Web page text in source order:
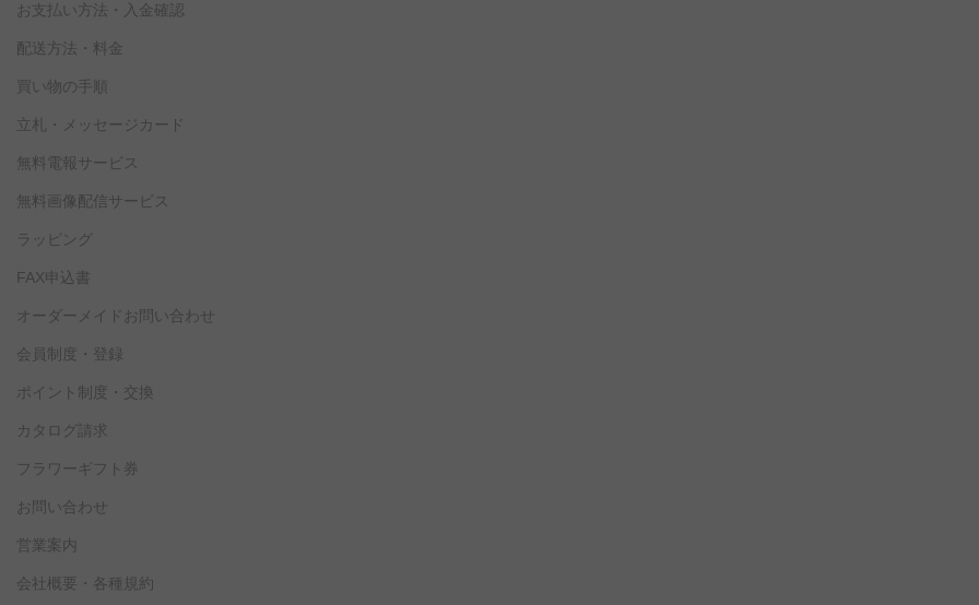
お支払い方法・入金確認
配送方法・料金
買い物の手順
立札・メッセージカード
無料電報サービス
無料画像配信サービス
ラッピング
FAX申込書
オーダーメイドお問い合わせ
会員制度・登録
ポイント制度・交換
カタログ請求
フラワーギフト券
お問い合わせ
営業案内
会社概要・各種規約